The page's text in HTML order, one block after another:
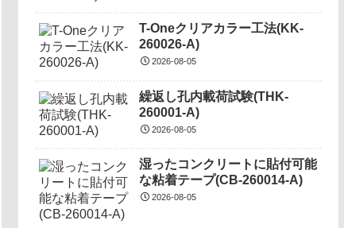
T-Oneクリアカラー工法(KK-
260026-A)
2026-08-05
繰返し孔内載荷試験(THK-
260001-A)
2026-08-05
湿ったコンクリートに貼付可能
な粘着テープ(CB-260014-A)
2026-08-05